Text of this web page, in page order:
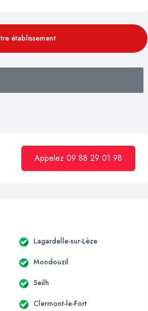
établissement
Appelez 09 88 29 01 98
Lagardelle-sur-Lèze
Mondouzil
Seilh
Clermont-le-Fort